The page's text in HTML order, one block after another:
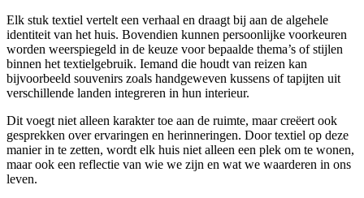
Elk stuk textiel vertelt een verhaal en draagt bij aan de algehele
identiteit van het huis. Bovendien kunnen persoonlijke voorkeuren
worden weerspiegeld in de keuze voor bepaalde thema’s of stijlen
binnen het textielgebruik. Iemand die houdt van reizen kan
bijvoorbeeld souvenirs zoals handgeweven kussens of tapijten uit
verschillende landen integreren in hun interieur.
Dit voegt niet alleen karakter toe aan de ruimte, maar creëert ook
gesprekken over ervaringen en herinneringen. Door textiel op deze
manier in te zetten, wordt elk huis niet alleen een plek om te wonen,
maar ook een reflectie van wie we zijn en wat we waarderen in ons
leven.